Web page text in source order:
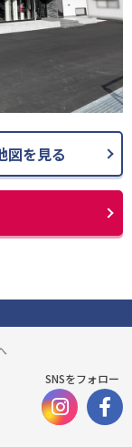
図を見る
SNSをフォロー